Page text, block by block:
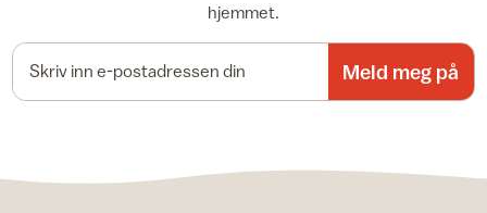
hjemmet.
Meld meg på